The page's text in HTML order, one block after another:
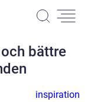
bättre
inspiration